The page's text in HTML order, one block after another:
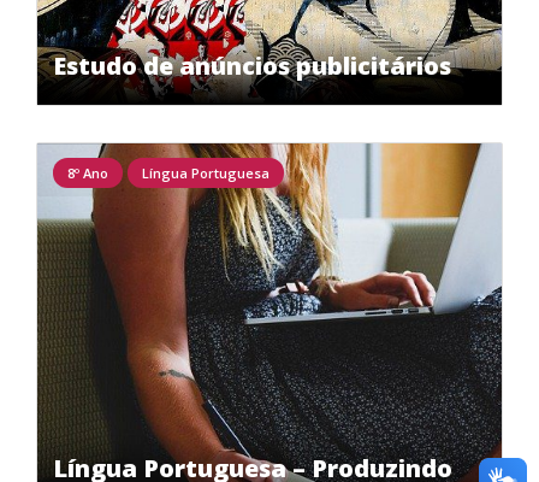
Estudo de anúncios publicitários
Língua Portuguesa – Produzindo
8º Ano Língua Portuguesa